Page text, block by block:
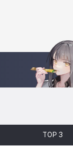
TOP 3